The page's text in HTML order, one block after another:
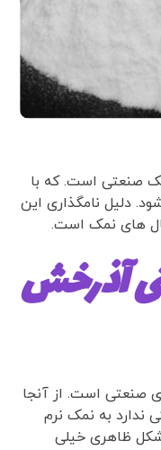
صنعتی است. که با
دلیل نامگذاری این
های نمک است.
آذرخش
صنعتی است. از آنجا
ندارد به نمک نرم
ظاهری خیلی